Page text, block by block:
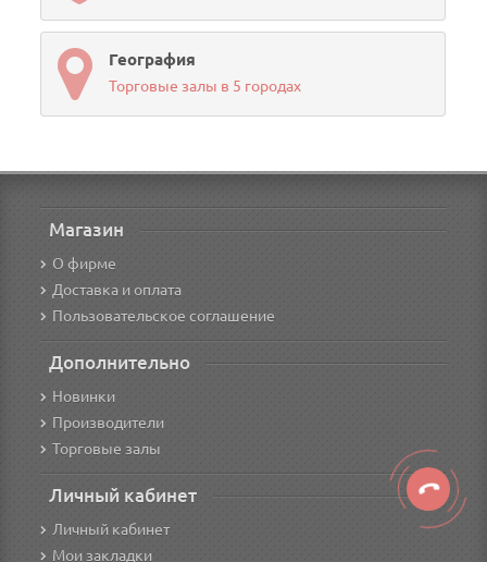
География
Торговые залы в 5 городах
Магазин
О фирме
Доставка и оплата
Пользовательское соглашение
Дополнительно
Новинки
Производители
Торговые залы
Личный кабинет
Личный кабинет
Мои закладки